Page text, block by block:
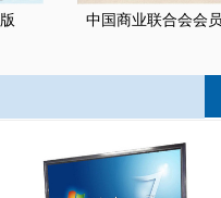
中国商业联合会会员 小